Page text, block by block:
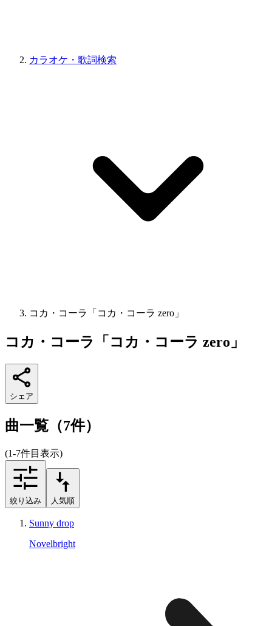
カラオケ・歌詞検索
コカ・コーラ「コカ・コーラ zero」
コカ・コーラ「コカ・コーラ zero」
シェア
曲一覧（7件）
(1-7件目表示)
絞り込み 人気順
Sunny drop
Novelbright